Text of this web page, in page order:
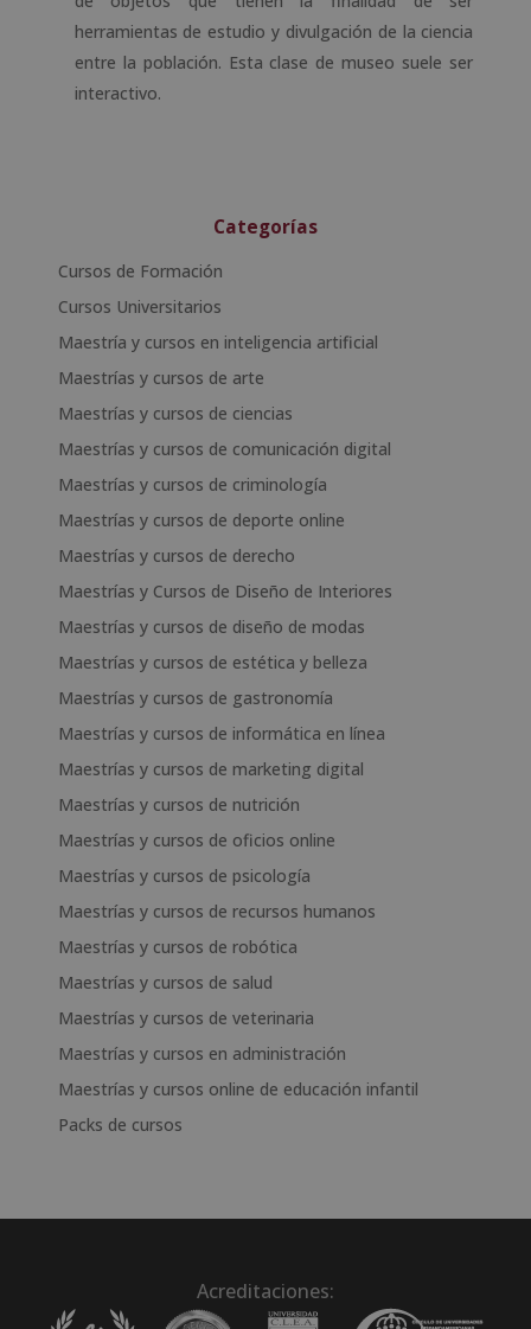
herramientas de estudio y divulgación de la ciencia
entre la población. Esta clase de museo suele ser
interactivo.
Categorías
Cursos de Formación
Cursos Universitarios
Maestría y cursos en inteligencia artificial
Maestrías y cursos de arte
Maestrías y cursos de ciencias
Maestrías y cursos de comunicación digital
Maestrías y cursos de criminología
Maestrías y cursos de deporte online
Maestrías y cursos de derecho
Maestrías y Cursos de Diseño de Interiores
Maestrías y cursos de diseño de modas
Maestrías y cursos de estética y belleza
Maestrías y cursos de gastronomía
Maestrías y cursos de informática en línea
Maestrías y cursos de marketing digital
Maestrías y cursos de nutrición
Maestrías y cursos de oficios online
Maestrías y cursos de psicología
Maestrías y cursos de recursos humanos
Maestrías y cursos de robótica
Maestrías y cursos de salud
Maestrías y cursos de veterinaria
Maestrías y cursos en administración
Maestrías y cursos online de educación infantil
Packs de cursos
Acreditaciones: